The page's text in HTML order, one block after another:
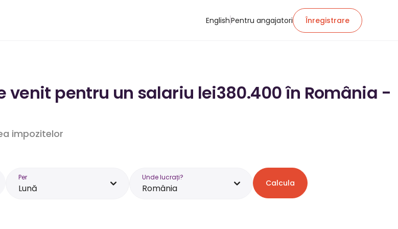
EnglishPentru angajatori Înregistrare
venit pentru un salariu lei380.400 în România -
impozitelor
Per
Lună
Unde lucrați?
România Calcula